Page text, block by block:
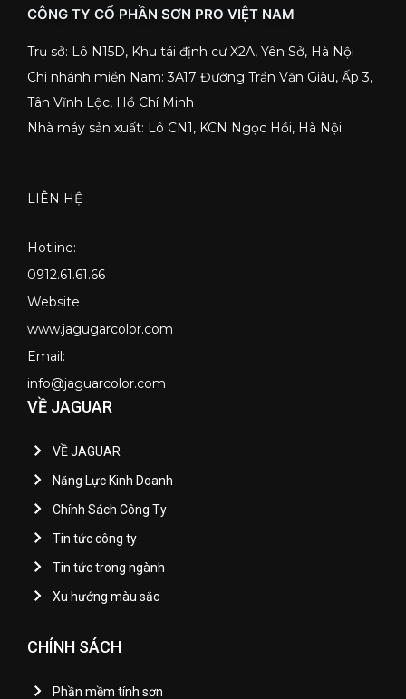
CÔNG TY CỔ PHẦN SƠN PRO VIỆT NAM
Trụ sở: Lô N15D, Khu tái định cư X2A, Yên Sở, Hà Nội
Chi nhánh miền Nam: 3A17 Đường Trần Văn Giàu, Ấp 3,
Tân Vĩnh Lộc, Hồ Chí Minh
Nhà máy sản xuất: Lô CN1, KCN Ngọc Hồi, Hà Nội
LIÊN HỆ
Hotline:
0912.61.61.66
Website
www.jagugarcolor.com
Email:
info@jaguarcolor.com
VỀ JAGUAR
VỀ JAGUAR
Năng Lực Kinh Doanh
Chính Sách Công Ty
Tin tức công ty
Tin tức trong ngành
Xu hướng màu sắc
CHÍNH SÁCH
Phần mềm tính sơn